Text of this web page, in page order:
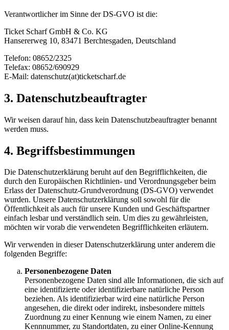
Verantwortlicher im Sinne der DS-GVO ist die:
Ticket Scharf GmbH & Co. KG
Hansererweg 10, 83471 Berchtesgaden, Deutschland
Telefon: 08652/2325
Telefax: 08652/690929
E-Mail: datenschutz(at)ticketscharf.de
3. Datenschutzbeauftragter
Wir weisen darauf hin, dass kein Datenschutzbeauftragter benannt
werden muss.
4. Begriffsbestimmungen
Die Datenschutzerklärung beruht auf den Begrifflichkeiten, die
durch den Europäischen Richtlinien- und Verordnungsgeber beim
Erlass der Datenschutz-Grundverordnung (DS-GVO) verwendet
wurden. Unsere Datenschutzerklärung soll sowohl für die
Öffentlichkeit als auch für unsere Kunden und Geschäftspartner
einfach lesbar und verständlich sein. Um dies zu gewährleisten,
möchten wir vorab die verwendeten Begrifflichkeiten erläutern.
Wir verwenden in dieser Datenschutzerklärung unter anderem die
folgenden Begriffe:
Personenbezogene Daten
Personenbezogene Daten sind alle Informationen, die sich auf
eine identifizierte oder identifizierbare natürliche Person
beziehen. Als identifizierbar wird eine natürliche Person
angesehen, die direkt oder indirekt, insbesondere mittels
Zuordnung zu einer Kennung wie einem Namen, zu einer
Kennnummer, zu Standortdaten, zu einer Online-Kennung